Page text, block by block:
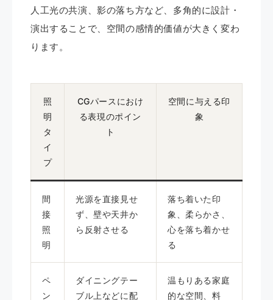
人工光の共演、影の落ち方など、多角的に設計・
演出することで、空間の感情的価値が大きく変わ
ります。
照
明
タ
イ
プ
CGパースにおけ
る表現のポイン
ト
空間に与える印
象
間
接
照
明
光源を直接見せ
ず、壁や天井か
ら反射させる
落ち着いた印
象、柔らかさ、
心を落ち着かせ
る
ペ
ン
ダイニングテー
ブル上などに配
温もりある家庭
的な空間、料